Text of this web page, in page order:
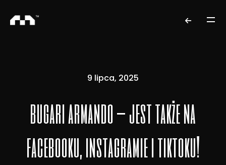
9 lipca, 2025
bugari armando – jest także na
facebooku, instagramie i tiktoku!